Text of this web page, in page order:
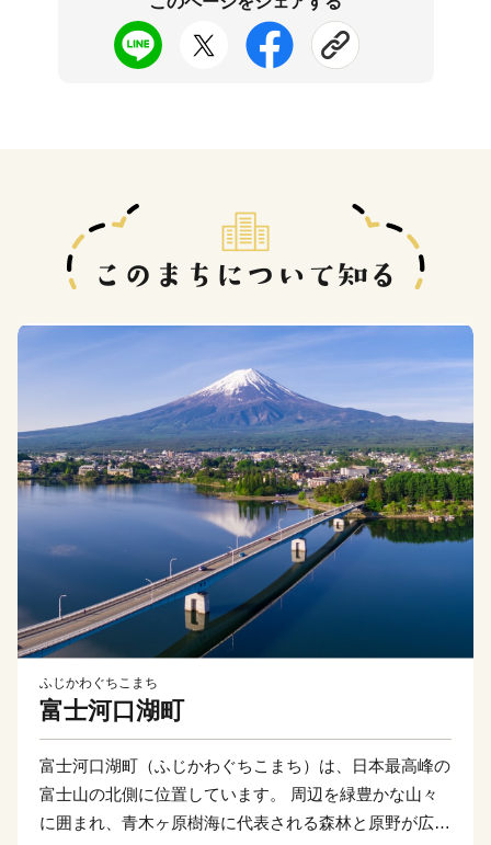
ふじかわぐちこまち
富士河口湖町
富士河口湖町（ふじかわぐちこまち）は、日本最高峰の
富士山の北側に位置しています。 周辺を緑豊かな山々
に囲まれ、青木ヶ原樹海に代表される森林と原野が広が